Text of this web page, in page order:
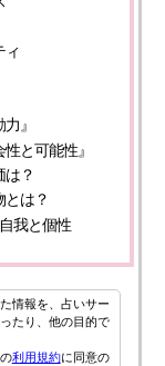
ィ
』
と可能性』
は？
とは？
我と個性
情報を、占いサー
たり、他の目的で
利用規約に同意の